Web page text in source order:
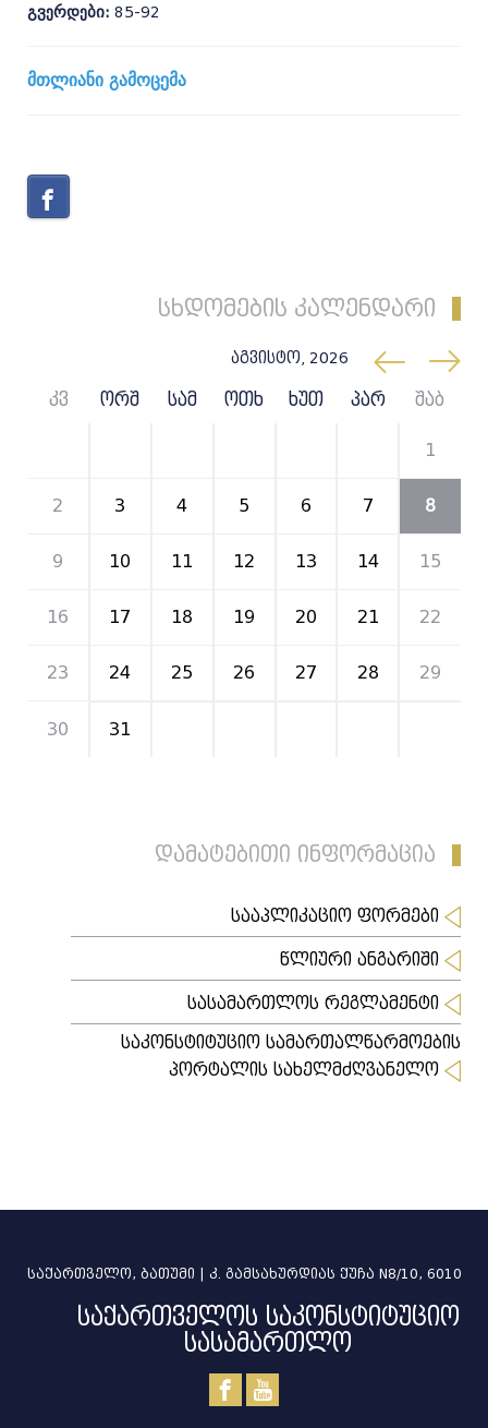
გვერდები: 85-92
მთლიანი გამოცემა
სხდომების კალენდარი
აგვისტო, 2026
კვ ორშ სამ ოთხ ხუთ პარ შაბ
1
2 3 4 5 6 7 8
9 10 11 12 13 14 15
16 17 18 19 20 21 22
23 24 25 26 27 28 29
30 31
დამატებითი ინფორმაცია
სააპლიკაციო ფორმები
წლიური ანგარიში
სასამართლოს რეგლამენტი
საკონსტიტუციო სამართალწარმოების
პორტალის სახელმძღვანელო
საქართველო, ბათუმი | კ. გამსახურდიას ქუჩა N8/10, 6010
საქართველოს საკონსტიტუციო
სასამართლო